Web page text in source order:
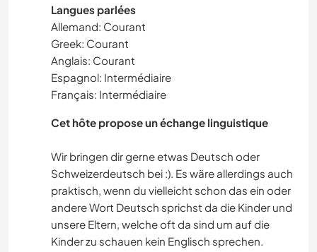
Langues parlées
Allemand: Courant
Greek: Courant
Anglais: Courant
Espagnol: Intermédiaire
Français: Intermédiaire
Cet hôte propose un échange linguistique
Wir bringen dir gerne etwas Deutsch oder
Schweizerdeutsch bei :). Es wäre allerdings auch
praktisch, wenn du vielleicht schon das ein oder
andere Wort Deutsch sprichst da die Kinder und
unsere Eltern, welche oft da sind um auf die
Kinder zu schauen kein Englisch sprechen.